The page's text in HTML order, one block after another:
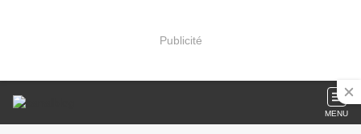
Publicité
MENU